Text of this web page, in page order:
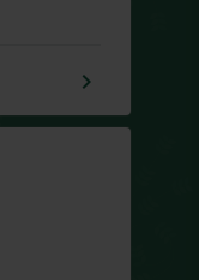
keyboard_arrow_right